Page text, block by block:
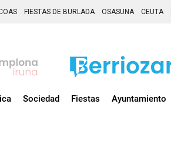
FIESTAS DE BURLADA OSASUNA CEUTA
Sociedad Fiestas Ayuntamiento